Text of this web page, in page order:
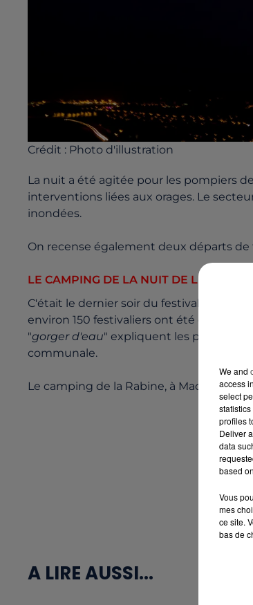
Crédit : Photo d'illustration
La nuit a été agitée pour les pompiers
interventions liées aux orages. Le
inondées.
On recense également deux départs de
LE CAMPING DE LA NUIT DE L'ERDRE
C'était le dernier soir du festival de la
environ 150 festivaliers ont été
"gorger d'eau" expliquent les pompiers.
communale.
Le camping de la Rabine, à Machecoul a
A LIRE AUSSI...
We and
access
select
profiles
Deliver
data
based
Vous
mes
ce site.
bas de